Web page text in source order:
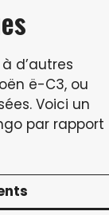
d’autres
ë-C3, ou
Voici un
par rapport